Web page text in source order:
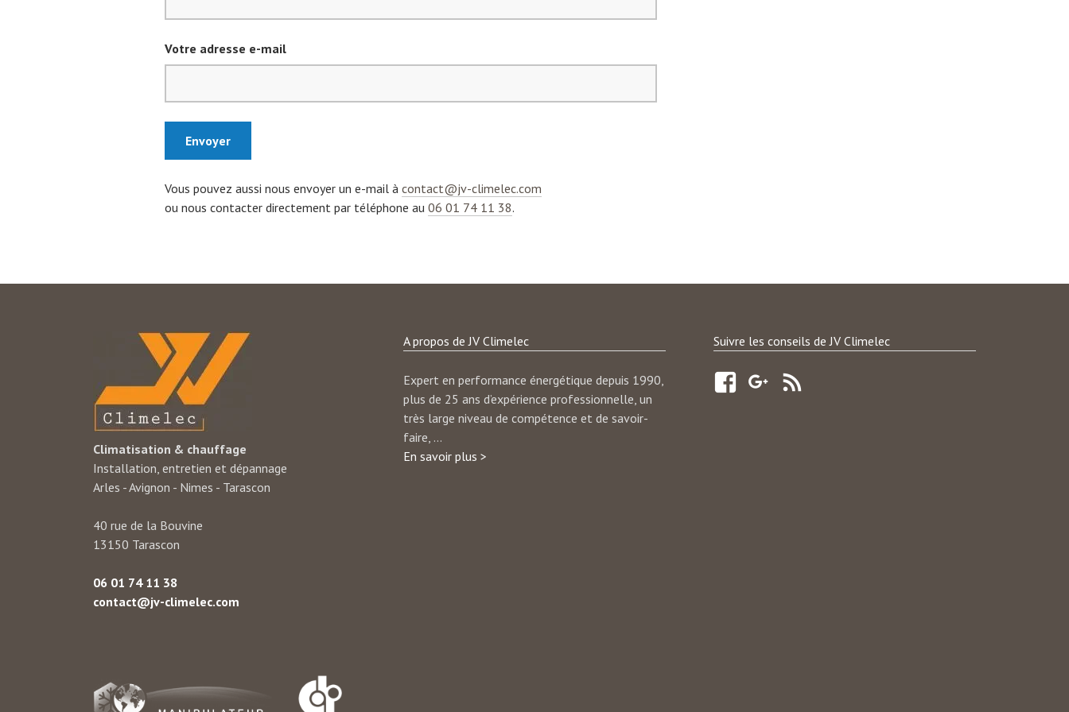
Votre adresse e-mail
Envoyer
Vous pouvez aussi nous envoyer un e-mail à contact@jv-climelec.com
ou nous contacter directement par téléphone au 06 01 74 11 38.
Climatisation & chauffage
Installation, entretien et dépannage
Arles - Avignon - Nimes - Tarascon
40 rue de la Bouvine
13150 Tarascon
06 01 74 11 38
contact@jv-climelec.com
A propos de JV Climelec
Expert en performance énergétique depuis 1990,
plus de 25 ans d’expérience professionnelle, un
très large niveau de compétence et de savoir-
faire, ...
En savoir plus >
Suivre les conseils de JV Climelec